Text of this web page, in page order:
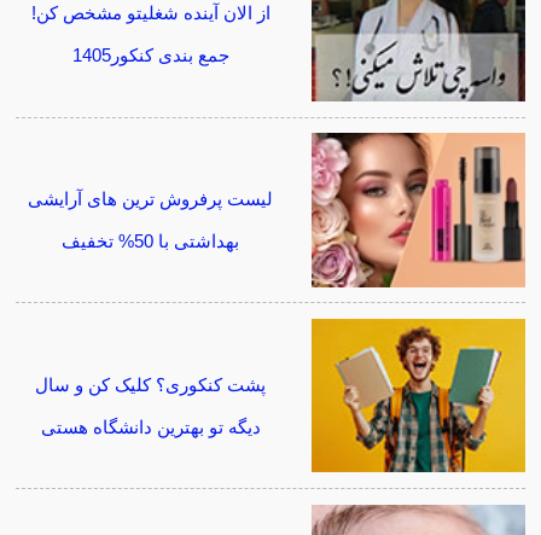
از الان آینده شغلیتو مشخص کن!
جمع بندی کنکور1405
لیست پرفروش ترین های آرایشی
بهداشتی با 50% تخفیف
پشت کنکوری؟ کلیک کن و سال
دیگه تو بهترین دانشگاه هستی